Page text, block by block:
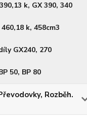
k, GX 390, 340
k, 458cm3
GX240, 270
50, BP 80
Rozběh.